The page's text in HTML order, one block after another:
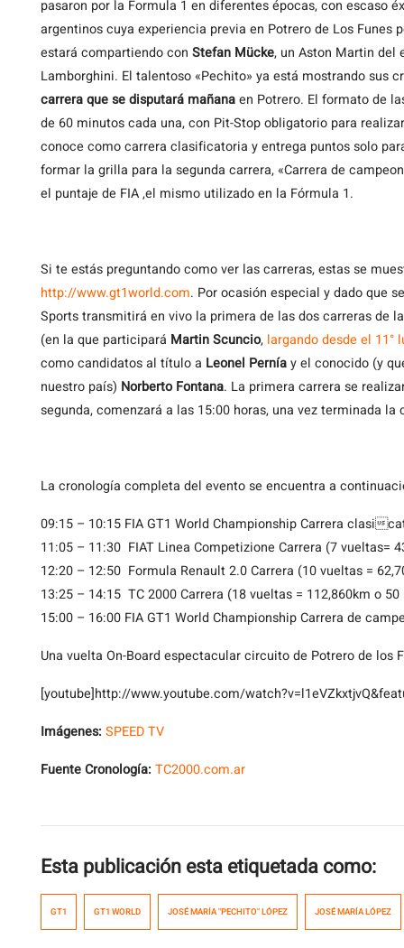
pasaron por la Formula 1 en diferentes épocas, con escaso
argentinos cuya experiencia previa en Potrero de Los Funes
estará compartiendo con Stefan Mücke, un Aston Martin del
Lamborghini. El talentoso «Pechito» ya está mostrando sus
carrera que se disputará mañanaen Potrero. El formato de
de 60 minutos cada una, con Pit-Stop obligatorio para
conoce como carrera clasificatoria y entrega puntos solo
formar la grilla para la segunda carrera, «Carrera de
el puntaje de FIA ,el mismo utilizado en la Fórmula 1.
Si te estás preguntando como ver las carreras, estas se
http://www.gt1world.com. Por ocasión especial y dado que
Sports transmitirá en vivo la primera de las dos carreras de
(en la que participará Martin Scuncio, largando desde el 11°
como candidatos al título a Leonel Perníay el conocido (y
nuestro país) Norberto Fontana. La primera carrera se
segunda, comenzará a las 15:00 horas, una vez terminada
La cronología completa del evento se encuentra a
09:15 – 10:15 FIA GT1 World Championship Carrera clasi
11:05 – 11:30 FIAT Linea Competizione Carrera (7 vueltas=
12:20 – 12:50 Formula Renault 2.0 Carrera (10 vueltas =
13:25 – 14:15 TC 2000 Carrera (18 vueltas = 112,860km o
15:00 – 16:00 FIA GT1 World Championship Carrera de
Una vuelta On-Board espectacular circuito de Potrero de los
[youtube]http://www.youtube.com/
Imágenes: SPEED TV
Fuente Cronología: TC2000.com.ar
Esta publicación esta etiquetada como:
GT1 GT1 WORLD JOSÉ MARÍA "PECHITO" LÓPEZ JOSÉ MARÍA LÓPEZ